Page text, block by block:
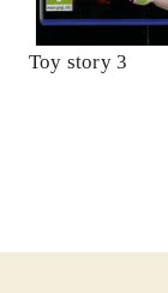
Toy story 3